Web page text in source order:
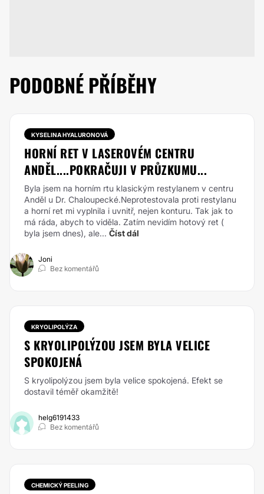
PODOBNÉ PŘÍBĚHY
KYSELINA HYALURONOVÁ
HORNÍ RET V LASEROVÉM CENTRU
ANDĚL....POKRAČUJI V PRŮZKUMU...
Byla jsem na horním rtu klasickým restylanem v centru
Anděl u Dr. Chaloupecké.Neprotestovala proti restylanu
a horní ret mi vyplnila i uvnitř, nejen konturu. Tak jak to
má ráda, abych to viděla. Zatím nevidím hotový ret (
byla jsem dnes), ale... Číst dál
Joni
Bez komentářů
KRYOLIPOLÝZA
S KRYOLIPOLÝZOU JSEM BYLA VELICE
SPOKOJENÁ
S kryolipolýzou jsem byla velice spokojená. Efekt se
dostavil téměř okamžitě!
helg6191433
Bez komentářů
CHEMICKÝ PEELING